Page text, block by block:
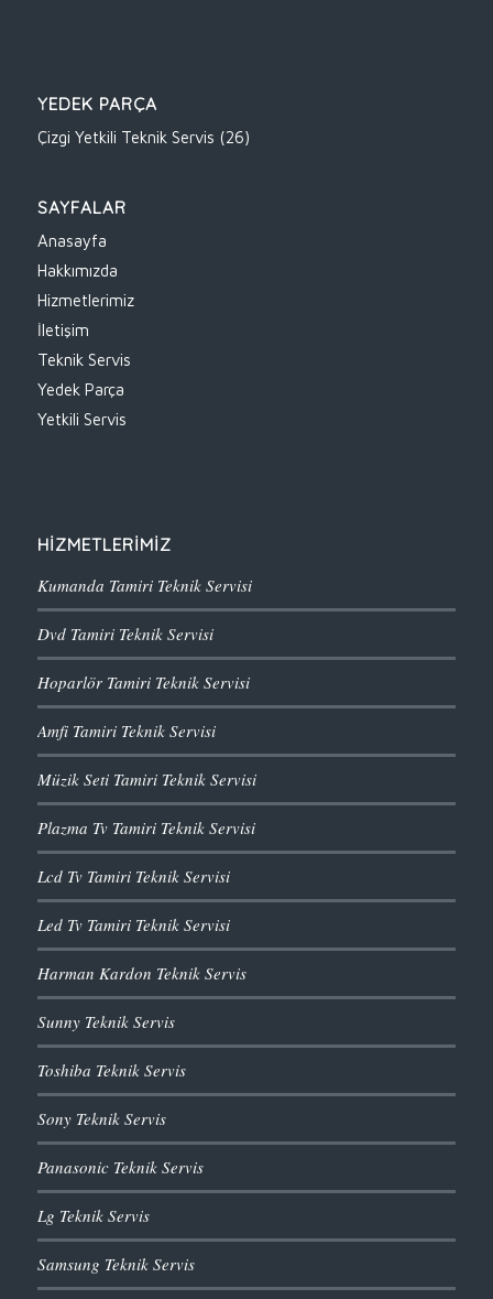
YEDEK PARÇA
Çizgi Yetkili Teknik Servis (26)
SAYFALAR
Anasayfa
Hakkımızda
Hizmetlerimiz
İletişim
Teknik Servis
Yedek Parça
Yetkili Servis
HİZMETLERİMİZ
Kumanda Tamiri Teknik Servisi
Dvd Tamiri Teknik Servisi
Hoparlör Tamiri Teknik Servisi
Amfi Tamiri Teknik Servisi
Müzik Seti Tamiri Teknik Servisi
Plazma Tv Tamiri Teknik Servisi
Lcd Tv Tamiri Teknik Servisi
Led Tv Tamiri Teknik Servisi
Harman Kardon Teknik Servis
Sunny Teknik Servis
Toshiba Teknik Servis
Sony Teknik Servis
Panasonic Teknik Servis
Lg Teknik Servis
Samsung Teknik Servis